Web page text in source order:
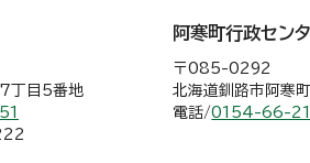
丁目5番地
阿寒町行政セン
〒085-0292
北海道釧路市阿寒
電話/0154-66-